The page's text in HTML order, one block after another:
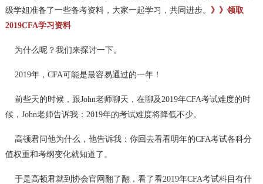
级学姐准备了一些备考资料，大家一起学习，共同进步。 》》领取
2019CFA学习资料
为什么呢？我们来探讨一下。
2019年，CFA可能是最容易通过的一年！
前些天的时候，跟John老师聊天，在聊及2019年CFA考试难度的时
候，John老师告诉我：2019年的考试难度将降低不少。
高顿君问他为什么，他告诉我：你回去看看明年的CFA考试各科分
值权重和考纲变化就知道了。
于是高顿君就到协会官网翻了翻，看了看2019年CFA考试科目有什